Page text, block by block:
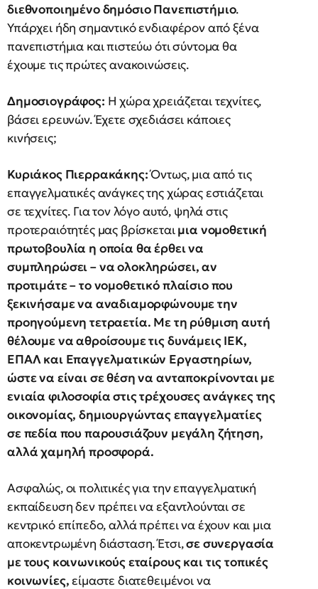
διεθνοποιημένο δημόσιο Πανεπιστήμιο.
Υπάρχει ήδη σημαντικό ενδιαφέρον από ξένα
πανεπιστήμια και πιστεύω ότι σύντομα θα
έχουμε τις πρώτες ανακοινώσεις.
Δημοσιογράφος: Η χώρα χρειάζεται τεχνίτες,
βάσει ερευνών. Έχετε σχεδιάσει κάποιες
κινήσεις;
Κυριάκος Πιερρακάκης:Όντως, μια από τις
επαγγελματικές ανάγκες της χώρας εστιάζεται
σε τεχνίτες. Για τον λόγο αυτό, ψηλά στις
προτεραιότητές μας βρίσκεταιμια νομοθετική
πρωτοβουλία η οποία θα έρθει να
συμπληρώσει – να ολοκληρώσει, αν
προτιμάτε – το νομοθετικό πλαίσιο που
ξεκινήσαμε να αναδιαμορφώνουμε την
προηγούμενη τετραετία. Με τη ρύθμιση αυτή
θέλουμε να αθροίσουμε τις δυνάμεις ΙΕΚ,
ΕΠΑΛ και Επαγγελματικών Εργαστηρίων,
ώστε να είναι σε θέση να ανταποκρίνονται με
ενιαία φιλοσοφία στις τρέχουσες ανάγκες της
οικονομίας, δημιουργώντας επαγγελματίες
σε πεδία που παρουσιάζουν μεγάλη ζήτηση,
αλλά χαμηλή προσφορά.
Ασφαλώς, οι πολιτικές για την επαγγελματική
εκπαίδευση δεν πρέπει να εξαντλούνται σε
κεντρικό επίπεδο, αλλά πρέπει να έχουν και μια
αποκεντρωμένη διάσταση. Έτσι,σε συνεργασία
με τους κοινωνικούς εταίρους και τις τοπικές
κοινωνίες,είμαστε διατεθειμένοι να